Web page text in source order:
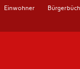
Einwohner